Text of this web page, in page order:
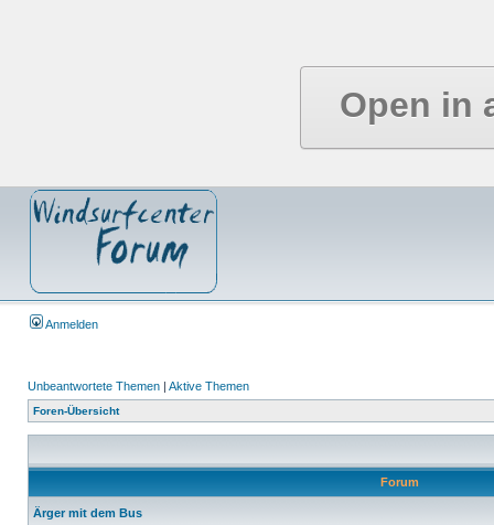
Open in
Anmelden
Unbeantwortete Themen | Aktive Themen
Foren-Übersicht
Forum
Ärger mit dem Bus